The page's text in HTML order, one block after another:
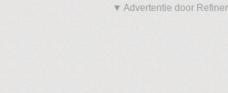
▼ Advertentie door